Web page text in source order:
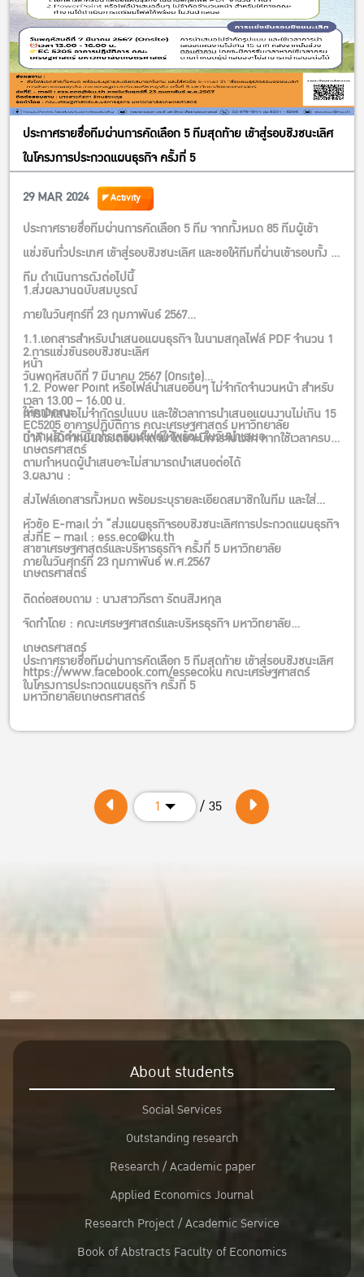
ประกาศรายชื่อทีมผ่านการคัดเลือก 5 ทีมสุดท้าย เข้าสู่รอบชิงชนะเลิศ
ในโครงการประกวดแผนธุรกิจ ครั้งที่ 5
29 MAR 2024
Activity
ประกาศรายชื่อทีมผ่านการคัดเลือก 5 ทีม จากทั้งหมด 85 ทีมผู้เข้า
แข่งขันทั่วประเทศ เข้าสู่รอบชิงชนะเลิศ และขอให้ทีมที่ผ่านเข้ารอบทั้ง 5
ทีม ดำเนินการดังต่อไปนี้
1.ส่งผลงานฉบับสมบูรณ์
ภายในวันศุกร์ที่ 23 กุมภาพันธ์ 2567
1.1.เอกสารสำหรับนำเสนอแผนธุรกิจ ในนามสกุลไฟล์ PDF จำนวน 1
หน้า
1.2. Power Point หรือไฟล์นำเสนออื่นๆ ไม่จำกัดจำนวนหน้า สำหรับ
ให้ทางคณะ
ทำงานได้ดำเนินการเตรียมไฟล์ให้พร้อม ในวันนำเสนอ
2.การแข่งขันรอบชิงชนะเลิศ
วันพฤหัสบดีที่ 7 มีนาคม 2567 (Onsite)
เวลา 13.00 – 16.00 น.
EC5205 อาคารปฏิบัติการ คณะเศรษฐศาสตร์ มหาวิทยาลัย
เกษตรศาสตร์
การนำเสนอไม่จำกัดรูปแบบ และใช้เวลาการนำเสนอแผนงานไม่เกิน 15
นาที หลังจากนั้นช่วงตอบคำถาม โดยจะมีการจับเวลา หากใช้เวลาครบ
ตามกำหนดผู้นำเสนอจะไม่สามารถนำเสนอต่อได้
3.ผลงาน :
ส่งไฟล์เอกสารทั้งหมด พร้อมระบุรายละเอียดสมาชิกในทีม และใส่
หัวข้อ E-mail ว่า “ส่งแผนธุรกิจรอบชิงชนะเลิศการประกวดแผนธุรกิจ
สาขาเศรษฐศาสตร์และบริหารธุรกิจ ครั้งที่ 5 มหาวิทยาลัย
เกษตรศาสตร์
ส่งที่E – mail : ess.eco@ku.th
ภายในวันศุกร์ที่ 23 กุมภาพันธ์ พ.ศ.2567
ติดต่อสอบถาม : นางสาวภีรตา รัตนสิงหกุล
จัดทำโดย : คณะเศรษฐศาสตร์และบริหรธุรกิจ มหาวิทยาลัย
เกษตรศาสตร์
https://www.facebook.com/essecoku คณะเศรษฐศาสตร์
มหาวิทยาลัยเกษตรศาสตร์
ประกาศรายชื่อทีมผ่านการคัดเลือก 5 ทีมสุดท้าย เข้าสู่รอบชิงชนะเลิศ
ในโครงการประกวดแผนธุรกิจ ครั้งที่ 5
1 / 35
About students
Social Services
Outstanding research
Research / Academic paper
Applied Economics Journal
Research Project / Academic Service
Book of Abstracts Faculty of Economics